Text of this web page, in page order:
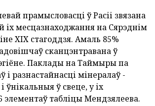
прамысловасці ў Расіі звязана
іх месцазнаходжання на Сярэднім
XIX стагоддзя. Амаль 85%
сканцэнтравана ў
Паклады на Таймыры па
і разнастайнасці мінералаў -
ўнікальныя ў свеце, у іх
элементаў табліцы Мендзялеева.